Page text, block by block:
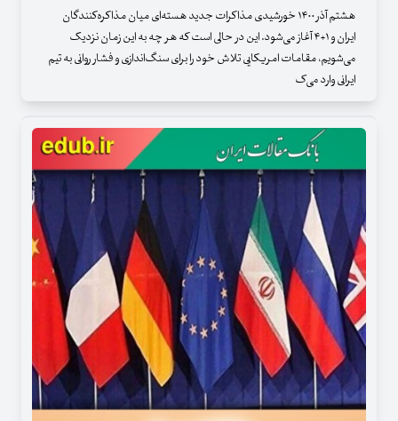
هشتم آذر ۱۴۰۰ خورشیدی مذاکرات جدید هسته‌ای میان مذاکره‌کنندگان
ایران و ۱+۴ آغاز می‌شود. این در حالی است که هر چه به این زمان نزدیک
می‌شویم، مقامات امریکایی تلاش خود را برای سنگ‌اندازی و فشار روانی به تیم
ایرانی وارد می‌ک